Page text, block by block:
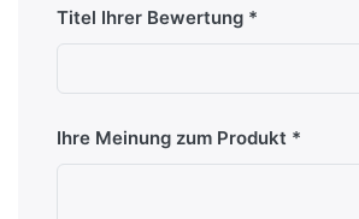
Titel Ihrer Bewertung
Ihre Meinung zum Produkt